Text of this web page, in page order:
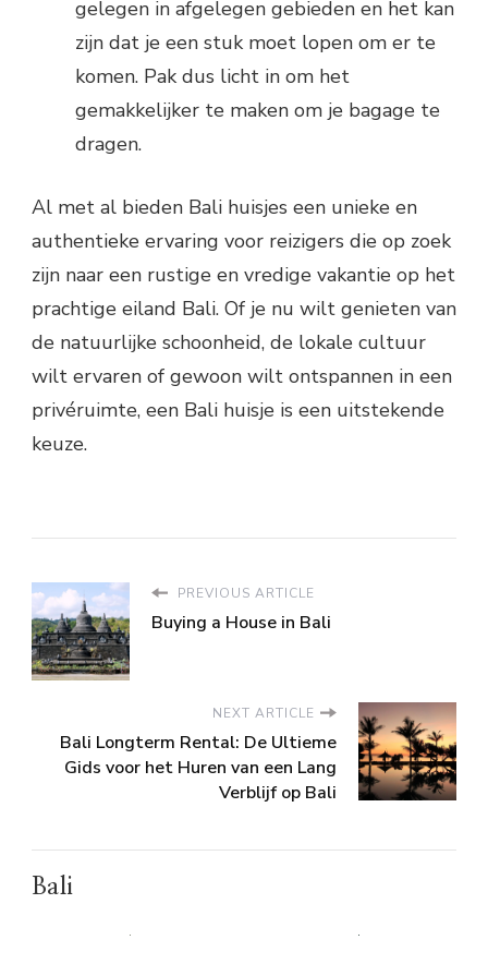
gelegen in afgelegen gebieden en het kan
zijn dat je een stuk moet lopen om er te
komen. Pak dus licht in om het
gemakkelijker te maken om je bagage te
dragen.
Al met al bieden Bali huisjes een unieke en
authentieke ervaring voor reizigers die op zoek
zijn naar een rustige en vredige vakantie op het
prachtige eiland Bali. Of je nu wilt genieten van
de natuurlijke schoonheid, de lokale cultuur
wilt ervaren of gewoon wilt ontspannen in een
privéruimte, een Bali huisje is een uitstekende
keuze.
PREVIOUS ARTICLE
Buying a House in Bali
NEXT ARTICLE
Bali Longterm Rental: De Ultieme
Gids voor het Huren van een Lang
Verblijf op Bali
Bali